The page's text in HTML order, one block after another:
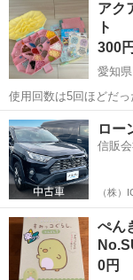
×2 ・すみっコぐらし
遊び...
アク
ト
300円
愛知
使用回数は5回ほどだっ
ヨレなどがあります。 きりふき1つ、チェーンパーツ1つ、イラストシ
ート1枚がない状態です
お取引はお渡し場所ま
愛知 名古屋市
ロー
信販
（株）
ぺん
0円